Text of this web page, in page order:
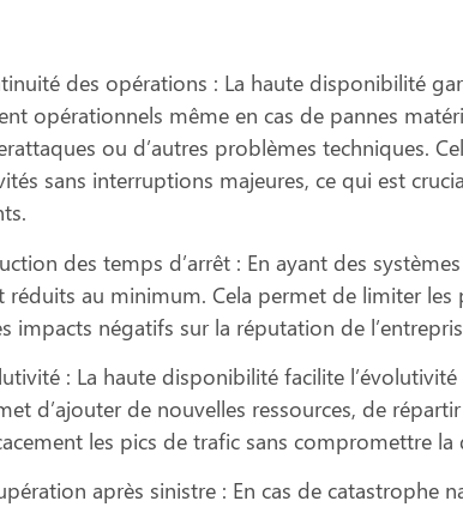
des opérations : La haute disponibilité
opérationnels même en cas de pannes
ou d’autres problèmes techniques.
sans interruptions majeures, ce qui est
des temps d’arrêt : En ayant des
réduits au minimum. Cela permet de limiter
impacts négatifs sur la réputation de
: La haute disponibilité facilite
d’ajouter de nouvelles ressources, de
les pics de trafic sans compromettre
après sinistre : En cas de catastrophe